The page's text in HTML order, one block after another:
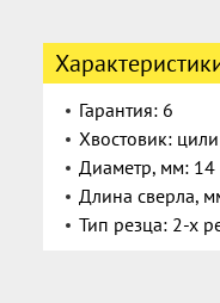
Гарантия: 6
Хвостовик:
Диаметр, мм: 14
Длина сверла,
Тип резца: 2-х